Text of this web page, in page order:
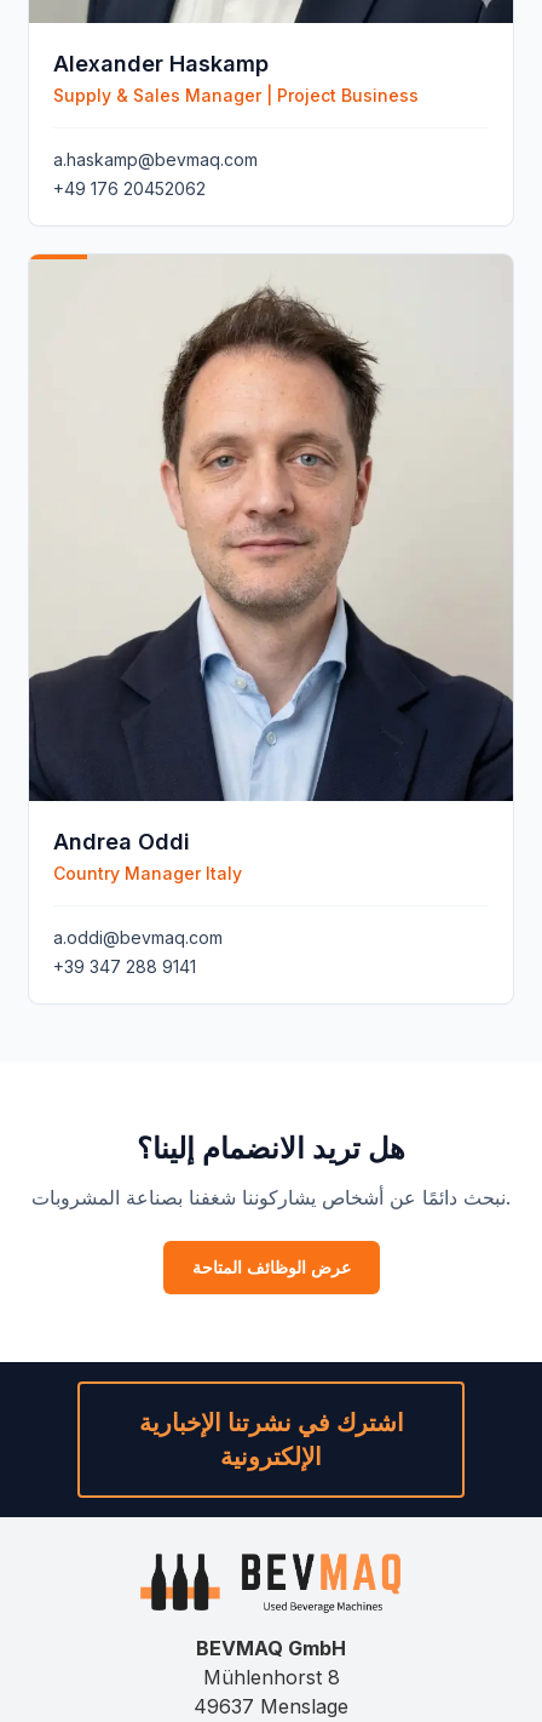
Alexander Haskamp
Supply & Sales Manager | Project Business
a.haskamp@bevmaq.com
+49 176 20452062
Andrea Oddi
Country Manager Italy
a.oddi@bevmaq.com
+39 347 288 9141
هل تريد الانضمام إلينا؟
نبحث دائمًا عن أشخاص يشاركوننا شغفنا بصناعة المشروبات.
عرض الوظائف المتاحة
اشترك في نشرتنا الإخبارية
الإلكترونية
BEVMAQ GmbH
Mühlenhorst 8
49637 Menslage